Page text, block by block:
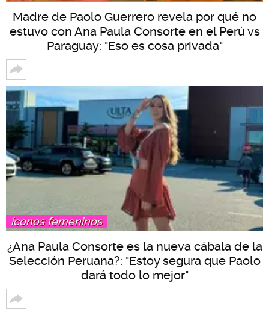
Madre de Paolo Guerrero revela por qué no
estuvo con Ana Paula Consorte en el Perú vs
Paraguay: "Eso es cosa privada"
íconos femeninos
¿Ana Paula Consorte es la nueva cábala de la
Selección Peruana?: "Estoy segura que Paolo
dará todo lo mejor"